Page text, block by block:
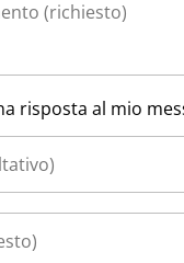
risposta al mio